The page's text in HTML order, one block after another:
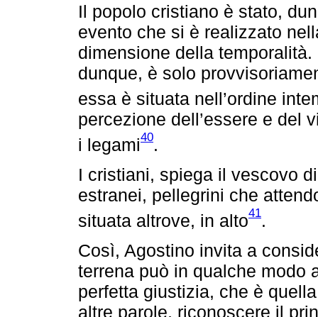
Il popolo cristiano è stato,
evento che si è realizzato
dimensione della
dunque, è solo
essa è situata nell’ordine
percezione dell’essere e del
i legami40.
I cristiani, spiega il vescovo
estranei, pellegrini che
situata altrove, in alto41.
Così, Agostino invita a
terrena può in qualche modo
perfetta giustizia, che è
altre parole, riconoscere il